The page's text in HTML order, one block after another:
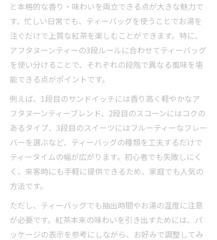
と本格的な香り・味わいを両立できる点が大きな魅力で
す。忙しい日常でも、ティーバッグを使うことでお湯を
注ぐだけで上質な紅茶を楽しむことができます。特に、
アフタヌーンティーの3段ルールに合わせてティーバッグ
を使い分けることで、それぞれの段階で異なる風味を堪
能できる点がポイントです。
例えば、1段目のサンドイッチには香り高く軽やかなア
フタヌーンティーブレンド、2段目のスコーンにはコクの
あるタイプ、3段目のスイーツにはフルーティーなフレー
バーを選ぶなど、ティーバッグの種類を工夫するだけで
ティータイムの幅が広がります。初心者でも失敗しにく
く、来客時にも手軽に提供できるため、家庭でも人気の
方法です。
ただし、ティーバッグでも抽出時間やお湯の温度に注意
が必要です。紅茶本来の味わいを引き出すためには、パ
ッケージの表示を参考にしながら、お好みで調整してみ